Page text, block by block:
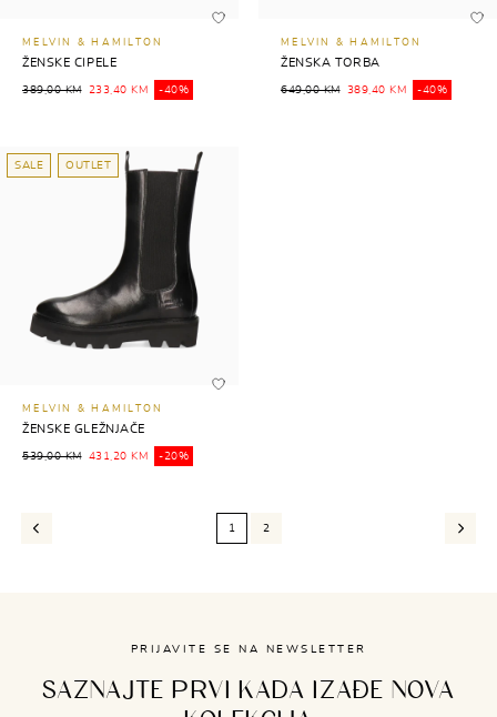
MELVIN & HAMILTON
ŽENSKE CIPELE
389,00 KM 233,40 KM -40%
MELVIN & HAMILTON
ŽENSKA TORBA
649,00 KM 389,40 KM -40%
SALE OUTLET
MELVIN & HAMILTON
ŽENSKE GLEŽNJAČE
539,00 KM 431,20 KM -20%
1 2
PRIJAVITE SE NA NEWSLETTER
SAZNAJTE PRVI KADA IZAĐE NOVA